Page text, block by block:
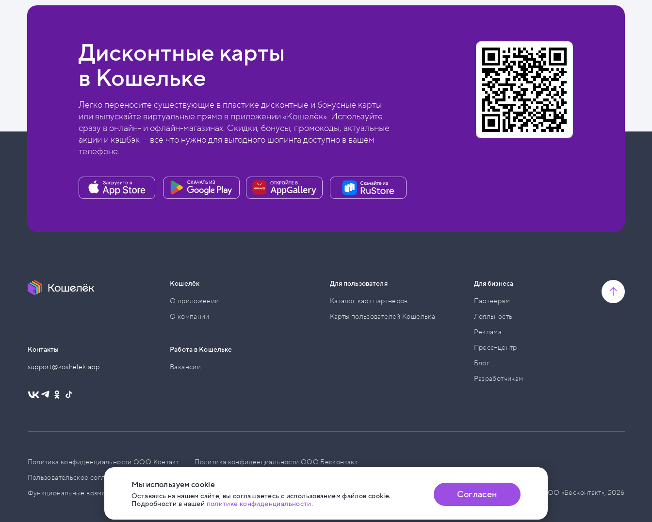
Дисконтные карты
в Кошельке
Легко переносите существующие в пластике дисконтные и бонусные карты
или выпускайте виртуальные прямо в приложении «Кошелёк». Используйте
сразу в онлайн- и офлайн-магазинах. Скидки, бонусы, промокоды, актуальные
акции и кэшбэк — всё что нужно для выгодного шопинга доступно в вашем
телефоне.
Контакты
support@koshelek.app
Кошелёк
О приложении
О компании
Работа в Кошельке
Вакансии
Для пользователя
Каталог карт партнёров
Карты пользователей Кошелька
Для бизнеса
Партнёрам
Лояльность
Реклама
Пресс–центр
Блог
Разработчикам
Политика конфиденциальности ООО Контакт
Политика конфиденциальности ООО Бесконтакт
Пользовательское соглашение
Функциональные возможности ПО
© ООО «Бесконтакт», 2026
Мы используем cookie
Оставаясь на нашем сайте, вы соглашаетесь с использованием файлов cookie.
Подробности в нашей политике конфиденциальности.
Согласен